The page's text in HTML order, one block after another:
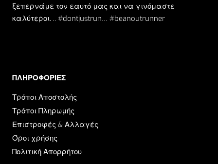
ξεπερνάμε τον εαυτό μας και να γινόμαστε
καλύτεροι. .. #dontjustrun… #beanoutrunner
ΠΛΗΡΟΦΟΡΙΕΣ​
Τρόποι Αποστολής
Τρόποι Πληρωμής
Επιστροφές & Αλλαγές
Όροι χρήσης
Πολιτική Απορρήτου